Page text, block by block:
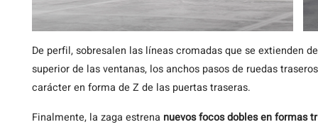
De perfil, sobresalen las líneas cromadas que se extienden
superior de las ventanas, los anchos pasos de ruedas
carácter en forma de Z de las puertas traseras.
Finalmente, la zaga estrena nuevos focos dobles en formas